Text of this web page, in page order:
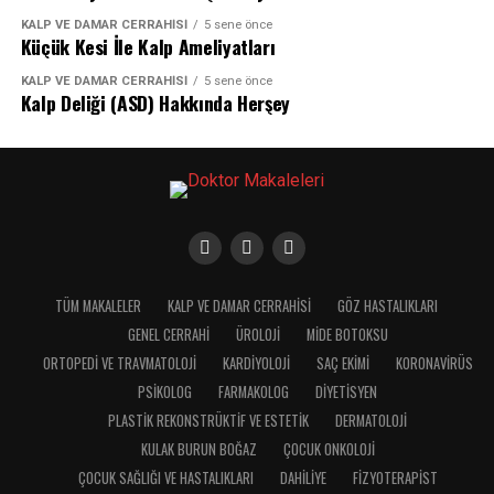
KALP VE DAMAR CERRAHISI 5 sene önce
Küçük Kesi İle Kalp Ameliyatları
KALP VE DAMAR CERRAHISI 5 sene önce
Kalp Deliği (ASD) Hakkında Herşey
TÜM MAKALELER KALP VE DAMAR CERRAHISI
GÖZ HASTALIKLARI
GENEL CERRAHI
ÜROLOJI
MIDE BOTOKSU
ORTOPEDI VE TRAVMATOLOJI
KARDIYOLOJI SAÇ EKIMI
KORONAVIRÜS
PSIKOLOG
FARMAKOLOG
DIYETISYEN
PLASTIK REKONSTRÜKTIF VE ESTETIK
DERMATOLOJI
KULAK BURUN BOĞAZ
ÇOCUK ONKOLOJI
ÇOCUK SAĞLIĞI VE HASTALIKLARI
DAHILIYE FIZYOTERAPIST